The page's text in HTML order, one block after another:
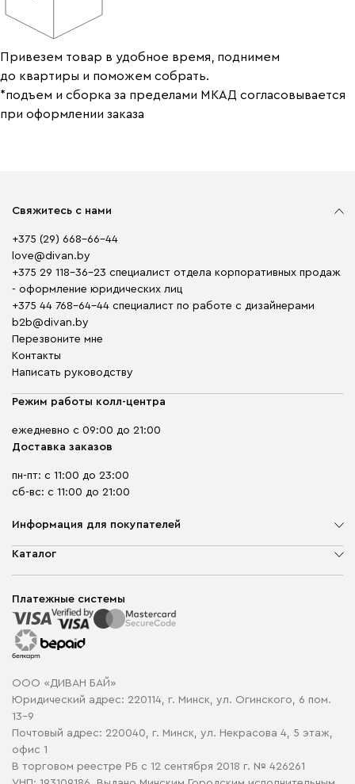
Привезем товар в удобное время, поднимем
до квартиры и поможем собрать.
*подъем и сборка за пределами МКАД согласовывается
при оформлении заказа
Свяжитесь с нами
+375 (29) 668-66-44
love@divan.by
+375 29 118-36-23 специалист отдела корпоративных продаж
- оформление юридических лиц
+375 44 768-64-44 специалист по работе с дизайнерами
b2b@divan.by
Перезвоните мне
Контакты
Написать руководству
Режим работы колл-центра
ежедневно с 09:00 до 21:00
Доставка заказов
пн-пт: с 11:00 до 23:00
сб-вс: с 11:00 до 21:00
Информация для покупателей
О компании
Способы оплаты
Рассрочка и кредит
Гарантия
Карта сайта
Политика конфиденциальности
Политика в отношении обработки cookie
Каталог
Корпусная мебель
Распродажа мебели
Платежные системы
ООО «ДИВАН БАЙ»
Юридический адрес: 220114, г. Минск, ул. Огинского, 6 пом.
13-9
Почтовый адрес: 220040, г. Минск, ул. Некрасова 4, 5 этаж,
офис 1
В торговом реестре РБ с 12 сентября 2018 г. № 426261